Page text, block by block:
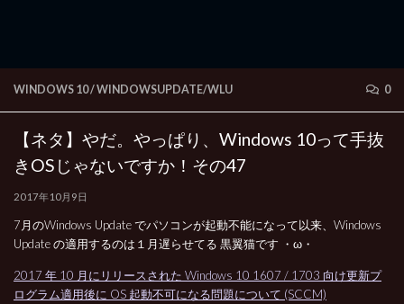
WINDOWS 10/WINDOWSUPDATE/WLU 0
【ネタ】やだ。やっぱり、Windows 10って手抜
きOSじゃないですか！その47
2017年10月9日
7月のWindows Update でパソコンが起動不能になって以来、Windows
Update の適用するのは１月遅らせてる 黒翼猫です ・ω・
2017 年 10 月にリリースされた Windows 10 1607 / 1703 向け更新プ
ログラム適用後に OS 起動不可になる問題について (SCCM)